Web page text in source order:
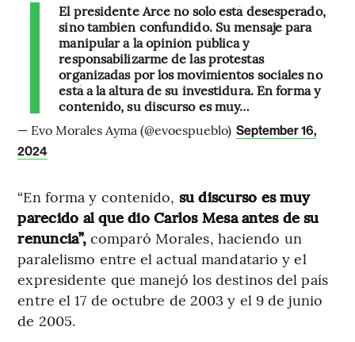
El presidente Arce no solo está desesperado,
sino también confundido. Su mensaje para
manipular a la opinión pública y
responsabilizarme de las protestas
organizadas por los movimientos sociales no
está a la altura de su investidura. En forma y
contenido, su discurso es muy…
— Evo Morales Ayma (@evoespueblo) September 16,
2024
“En forma y contenido, su discurso es muy
parecido al que dio Carlos Mesa antes de su
renuncia”,comparó Morales, haciendo un
paralelismo entre el actual mandatario y el
expresidente que manejó los destinos del país
entre el 17 de octubre de 2003 y el 9 de junio
de 2005.